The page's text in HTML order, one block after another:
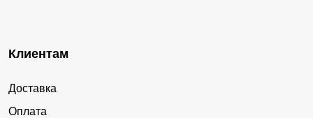
Клиентам
Доставка
Оплата